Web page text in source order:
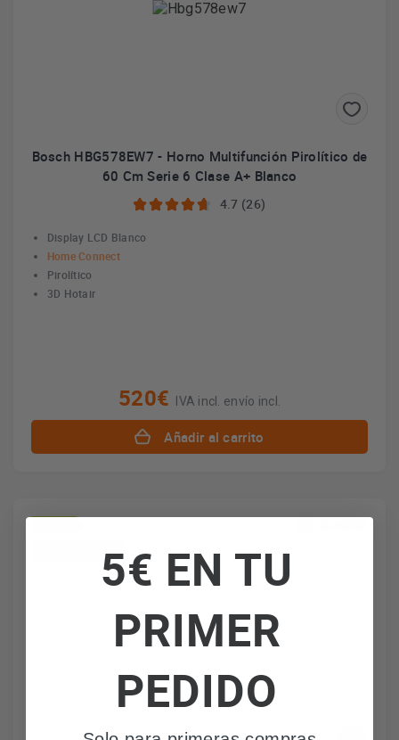
Bosch HBG578EW7 - Horno Multifunción Pirolítico de
60 Cm Serie 6 Clase A+ Blanco
4.7 (26)
Display LCD Blanco
Home Connect
Pirolítico
3D Hotair
520€ IVA incl. envío incl.
Añadir al carrito
*Envío gratuito5€ EN TU
PRIMER
PEDIDO